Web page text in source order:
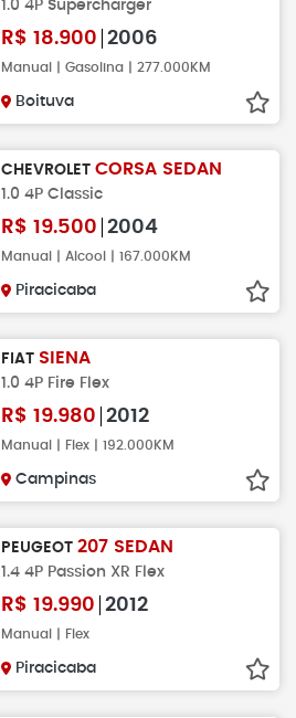
1.0 4P Supercharger
R$ 18.900 2006
Manual | Gasolina | 277.000KM
Boituva
CHEVROLET CORSA SEDAN
1.0 4P Classic
R$ 19.500 2004
Manual | Alcool | 167.000KM
Piracicaba
FIAT SIENA
1.0 4P Fire Flex
R$ 19.980 2012
Manual | Flex | 192.000KM
Campinas
PEUGEOT 207 SEDAN
1.4 4P Passion XR Flex
R$ 19.990 2012
Manual | Flex
Piracicaba